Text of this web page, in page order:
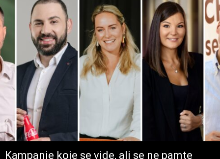
Kampanje koje se vide, ali se ne pamte